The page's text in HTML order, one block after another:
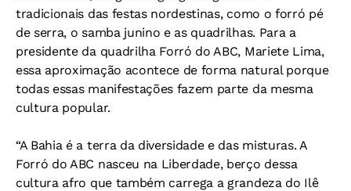
tradicionais das festas nordestinas, como o forró pé
de serra, o samba junino e as quadrilhas. Para a
presidente da quadrilha Forró do ABC, Mariete Lima,
essa aproximação acontece de forma natural porque
todas essas manifestações fazem parte da mesma
cultura popular.
“A Bahia é a terra da diversidade e das misturas. A
Forró do ABC nasceu na Liberdade, berço dessa
cultura afro que também carrega a grandeza do Ilê